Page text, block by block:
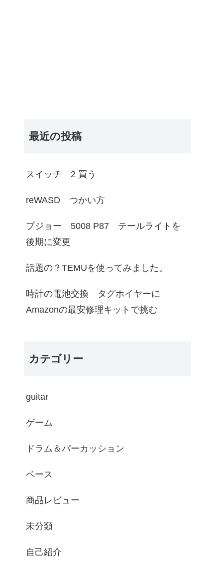
最近の投稿
スイッチ 2 買う
reWASD つかい方
プジョー 5008 P87 テールライトを
後期に変更
話題の？TEMUを使ってみました。
時計の電池交換 タグホイヤーに
Amazonの最安修理キットで挑む
カテゴリー
guitar
ゲーム
ドラム＆パーカッション
ベース
商品レビュー
未分類
自己紹介